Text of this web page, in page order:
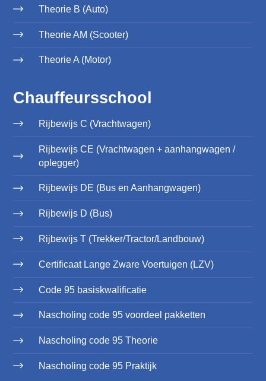
Theorie B (Auto)
Theorie AM (Scooter)
Theorie A (Motor)
Chauffeursschool
Rijbewijs C (Vrachtwagen)
Rijbewijs CE (Vrachtwagen + aanhangwagen /
oplegger)
Rijbewijs DE (Bus en Aanhangwagen)
Rijbewijs D (Bus)
Rijbewijs T (Trekker/Tractor/Landbouw)
Certificaat Lange Zware Voertuigen (LZV)
Code 95 basiskwalificatie
Nascholing code 95 voordeel pakketten
Nascholing code 95 Theorie
Nascholing code 95 Praktijk